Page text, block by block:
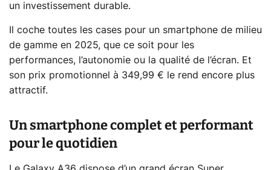
un investissement durable.
Il coche toutes les cases pour un smartphone de milieu
de gamme en 2025, que ce soit pour les
performances, l’autonomie ou la qualité de l’écran. Et
son prix promotionnel à 349,99 € le rend encore plus
attractif.
Un smartphone complet et performant
pour le quotidien